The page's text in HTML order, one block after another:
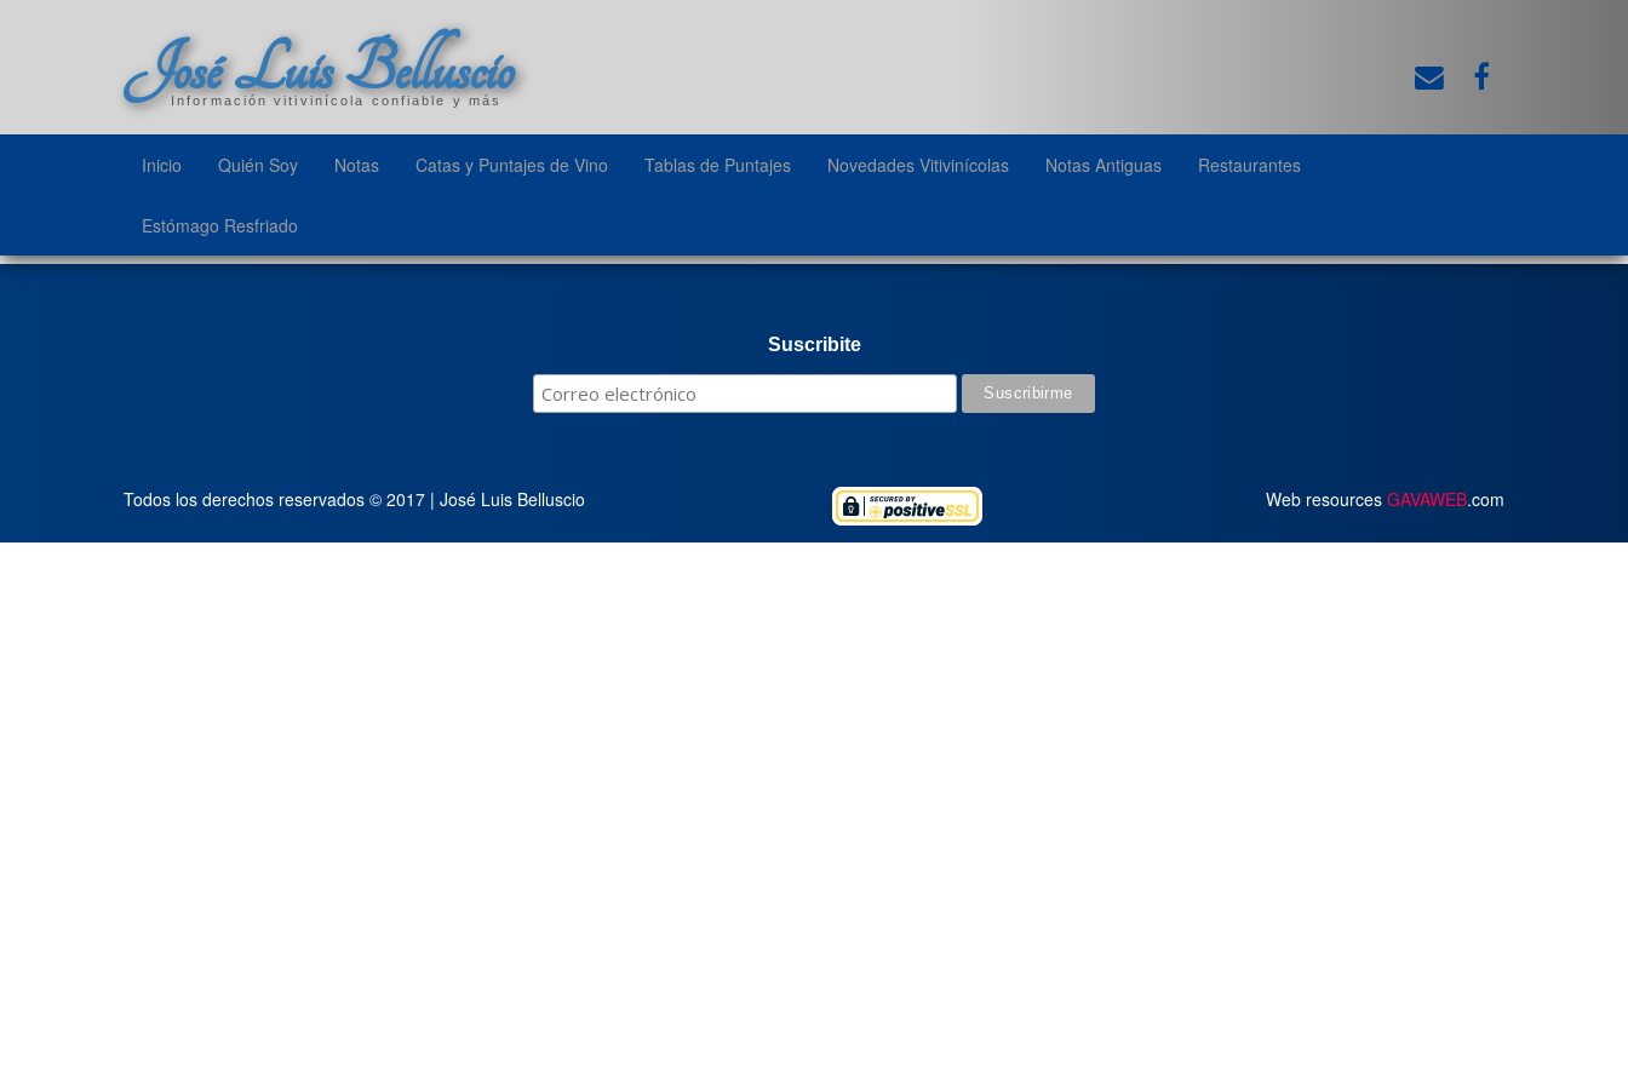
José Luis Belluscio
Información vitivinícola confiable y más
Inicio Quién Soy Notas Catas y Puntajes de Vino Tablas de Puntajes Novedades Vitivinícolas Notas Antiguas Restaurantes
Estómago Resfriado
Suscribite
Todos los derechos reservados © 2017 | José Luis Belluscio Web resources GAVAWEB.com